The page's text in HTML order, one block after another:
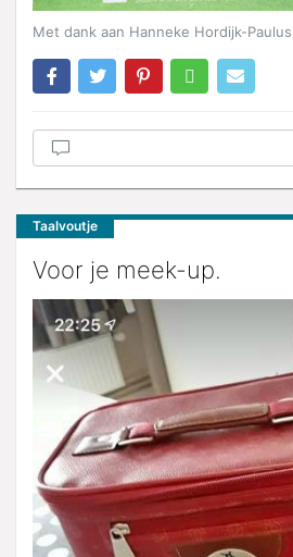
Met dank aan Hanneke Hordijk-
Taalvoutje
Voor je meek-up.